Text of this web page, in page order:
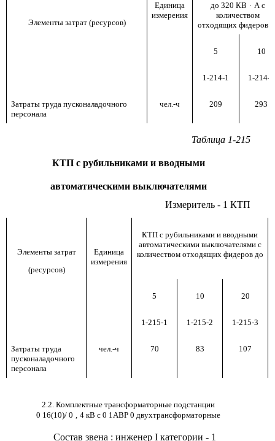
Элементы затрат (ресурсов)
Единица
измерения
до 320 КВ · А с
количеством
отходящих фидеров
5 10
1-214-1 1-214-2
Затраты труда пусконаладочного
персонала
чел.-ч 209 293
Таблица 1-215
КТП с рубильниками и вводными
автоматическими выключателями
Измеритель - 1 КТП
Элементы затрат
(ресурсов)
Единица
измерения
КТП с рубильниками и вводными
автоматическими выключателями с
количеством отходящих фидеров до
5 10 20
1-215-1 1-215-2 1-215-3
Затраты труда
пусконаладочного
персонала
чел.-ч 70 83 107
2.2. Комплектные трансформаторные подстанции
0 16(10)/ 0 , 4 кВ с 0 1АВР 0 двухтрансформаторные
Состав звена : инженерI категории - 1